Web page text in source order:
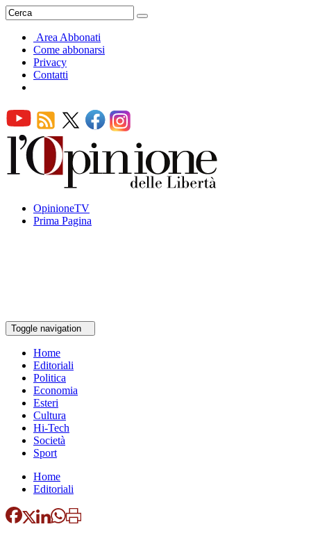
Area Abbonati
Come abbonarsi
Privacy
Contatti
OpinioneTV
Prima Pagina
Toggle navigation
Home
Editoriali
Politica
Economia
Esteri
Cultura
Hi-Tech
Società
Sport
Home
Editoriali